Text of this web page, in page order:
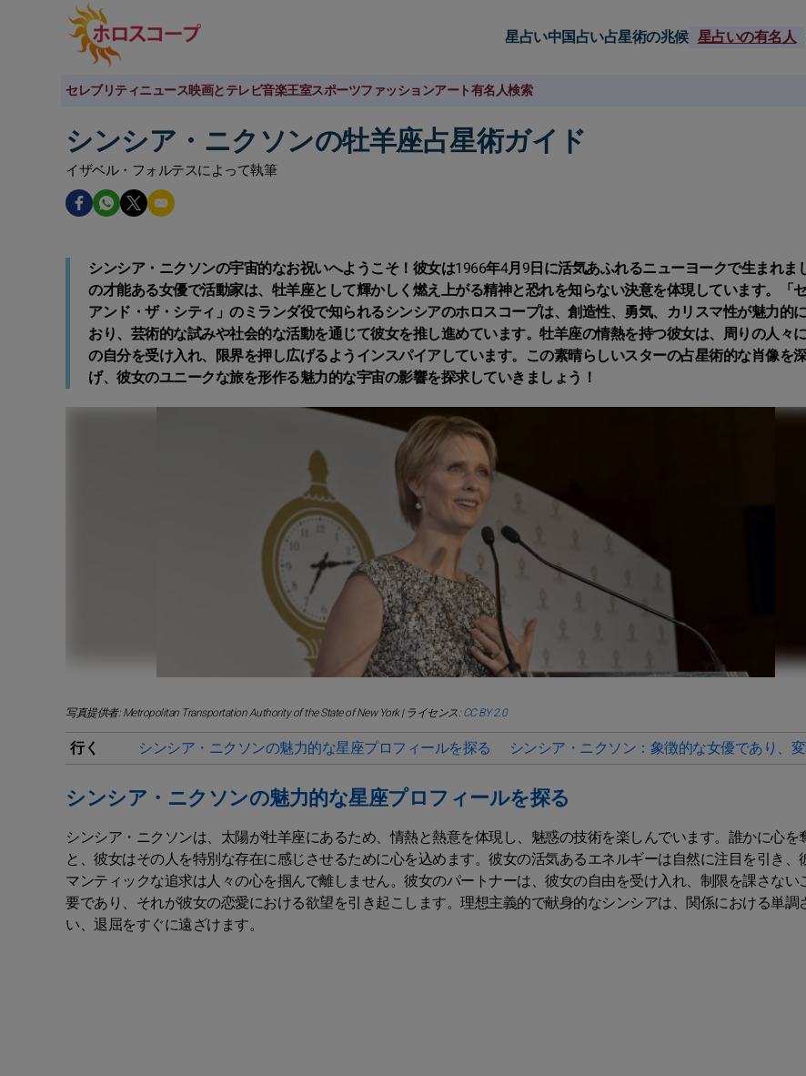
星占い中国占い占星術の兆候 星占いの有名人
セレブリティニュース映画とテレビ音楽王室スポーツファッションアート有名人検索
シンシア・ニクソンの牡羊座占星術ガイド
イザベル・フォルテスによって執筆
シンシア・ニクソンの宇宙的なお祝いへようこそ！彼女は1966年4月9日に活気あふれるニューヨークで生まれま
の才能ある女優で活動家は、牡羊座として輝かしく燃え上がる精神と恐れを知らない決意を体現しています。「
アンド・ザ・シティ」のミランダ役で知られるシンシアのホロスコープは、創造性、勇気、カリスマ性が魅力的
おり、芸術的な試みや社会的な活動を通じて彼女を推し進めています。牡羊座の情熱を持つ彼女は、周りの人々
の自分を受け入れ、限界を押し広げるようインスパイアしています。この素晴らしいスターの占星術的な肖像を
げ、彼女のユニークな旅を形作る魅力的な宇宙の影響を探求していきましょう！
写真提供者: Metropolitan Transportation Authority of the State of New York | ライセンス:CC BY 2.0
行く シンシア・ニクソンの魅力的な星座プロフィールを探る シンシア・ニクソン：象徴的な女優であり、
シンシア・ニクソンの魅力的な星座プロフィールを探る
シンシア・ニクソンは、太陽が牡羊座にあるため、情熱と熱意を体現し、魅惑の技術を楽しんでいます。誰かに心を
と、彼女はその人を特別な存在に感じさせるために心を込めます。彼女の活気あるエネルギーは自然に注目を引き、
マンティックな追求は人々の心を掴んで離しません。彼女のパートナーは、彼女の自由を受け入れ、制限を課さない
要であり、それが彼女の恋愛における欲望を引き起こします。理想主義的で献身的なシンシアは、関係における単調
い、退屈をすぐに遠ざけます。